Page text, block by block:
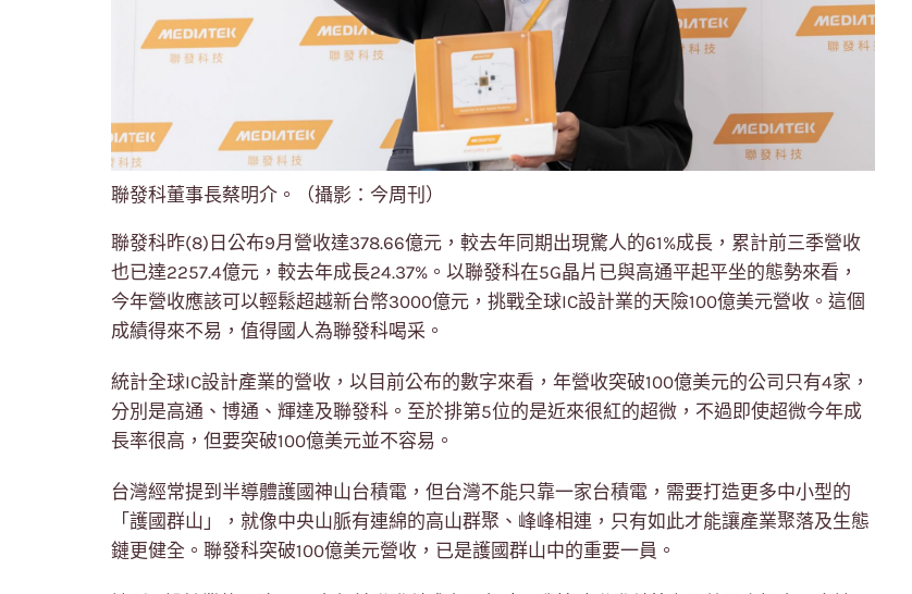
聯發科董事長蔡明介。（攝影：今周刊）
聯發科昨(8)日公布9月營收達378.66億元，較去年同期出現驚人的61%成長，累計前三季營收
也已達2257.4億元，較去年成長24.37%。以聯發科在5G晶片已與高通平起平坐的態勢來看，
今年營收應該可以輕鬆超越新台幣3000億元，挑戰全球IC設計業的天險100億美元營收。這個
成績得來不易，值得國人為聯發科喝采。
統計全球IC設計產業的營收，以目前公布的數字來看，年營收突破100億美元的公司只有4家，
分別是高通、博通、輝達及聯發科。至於排第5位的是近來很紅的超微，不過即使超微今年成
長率很高，但要突破100億美元並不容易。
台灣經常提到半導體護國神山台積電，但台灣不能只靠一家台積電，需要打造更多中小型的
「護國群山」，就像中央山脈有連綿的高山群聚、峰峰相連，只有如此才能讓產業聚落及生態
鏈更健全。聯發科突破100億美元營收，已是護國群山中的重要一員。